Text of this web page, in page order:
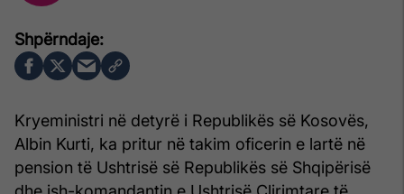
Kryeministri në detyrë i Republikës së Kosovës,
Albin Kurti, ka pritur në takim oficerin e lartë në
pension të Ushtrisë së Republikës së Shqipërisë